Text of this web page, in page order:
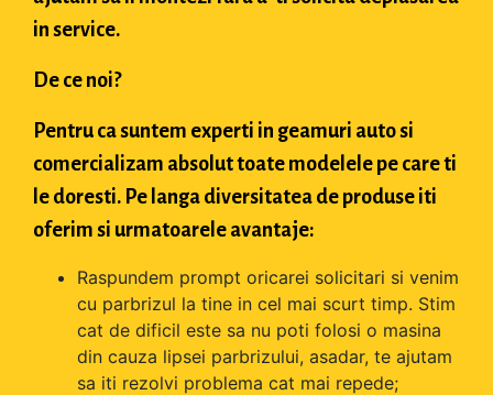
in service.
De ce noi?
Pentru ca suntem experti in geamuri auto si
comercializam absolut toate modelele pe care ti
le doresti. Pe langa diversitatea de produse iti
oferim si urmatoarele avantaje:
Raspundem prompt oricarei solicitari si venim
cu parbrizul la tine in cel mai scurt timp. Stim
cat de dificil este sa nu poti folosi o masina
din cauza lipsei parbrizului, asadar, te ajutam
sa iti rezolvi problema cat mai repede;